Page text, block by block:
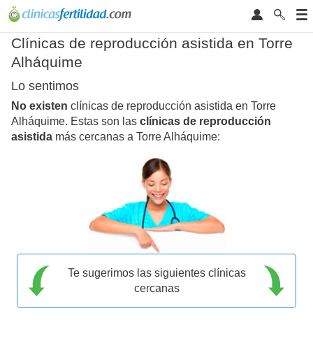
Clínicas de reproducción asistida en Torre
Alháquime
Lo sentimos
No existen clínicas de reproducción asistida en Torre
Alháquime. Estas son las clínicas de reproducción
asistida más cercanas a Torre Alháquime:
Te sugerimos las siguientes clínicas
cercanas